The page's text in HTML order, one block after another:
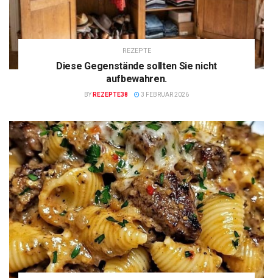
REZEPTE
Diese Gegenstände sollten Sie nicht
aufbewahren.
BY REZEPTE38 3 FEBRUAR 2026